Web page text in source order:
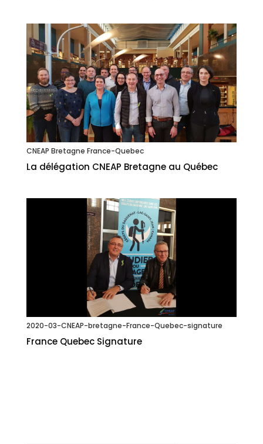
CNEAP Bretagne France-Quebec
La délégation CNEAP Bretagne au Québec
2020-03-CNEAP-bretagne-France-Quebec-signature
France Quebec Signature